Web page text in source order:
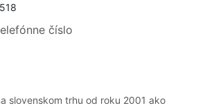
číslo
slovenskom trhu od roku 2001 ako